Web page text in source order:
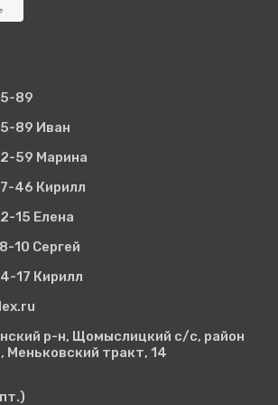
89
89 Иван
59 Марина
46 Кирилл
15 Елена
10 Сергей
17 Кирилл
р-н, Щомыслицкий с/с, район
Меньковский тракт, 14